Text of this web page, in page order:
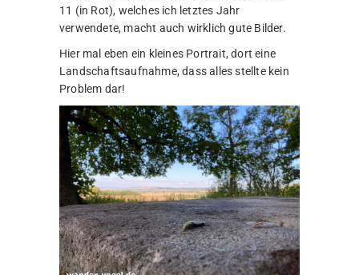
11 (in Rot), welches ich letztes Jahr
verwendete, macht auch wirklich gute Bilder.
Hier mal eben ein kleines Portrait, dort eine
Landschaftsaufnahme, dass alles stellte kein
Problem dar!